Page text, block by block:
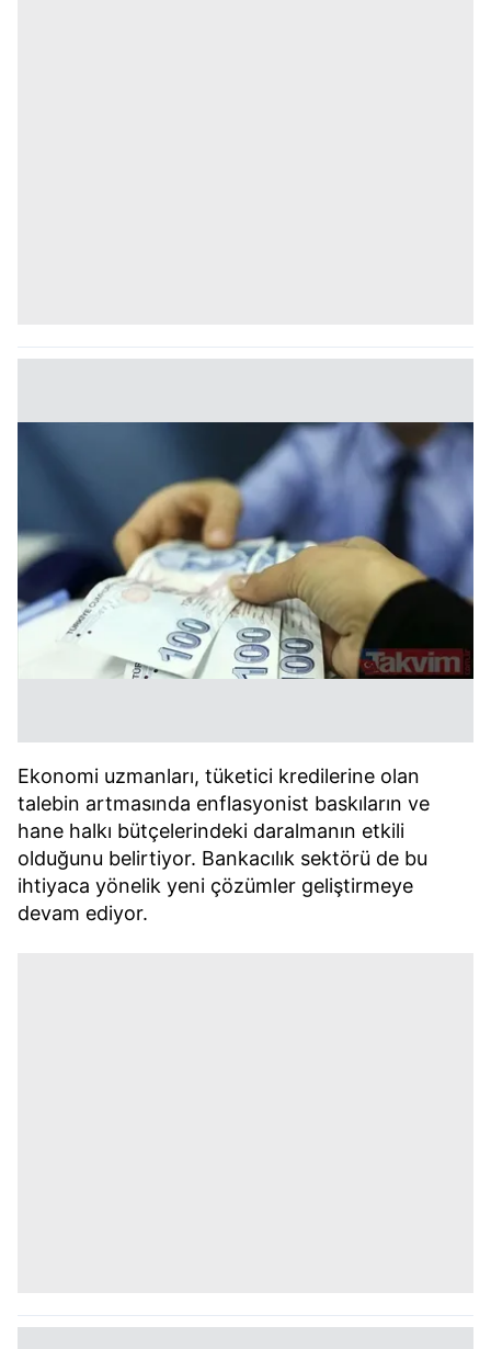
Ekonomi uzmanları, tüketici kredilerine olan
talebin artmasında enflasyonist baskıların ve
hane halkı bütçelerindeki daralmanın etkili
olduğunu belirtiyor. Bankacılık sektörü de bu
ihtiyaca yönelik yeni çözümler geliştirmeye
devam ediyor.